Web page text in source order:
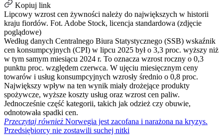
Kopiuj link
Lipcowy wzrost cen żywności należy do największych w historii
kraju fiordów. Fot. Adobe Stock, licencja standardowa (zdjęcie
poglądowe)
Według danych Centralnego Biura Statystycznego (SSB) wskaźnik
cen konsumpcyjnych (CPI) w lipcu 2025 był o 3,3 proc. wyższy niż
w tym samym miesiącu 2024 r. To oznacza wzrost roczny o 0,3
punktu proc. względem czerwca. W ujęciu miesięcznym ceny
towarów i usług konsumpcyjnych wzrosły średnio o 0,8 proc.
Największy wpływ na ten wynik miały drożejące produkty
spożywcze, wyższe koszty usług oraz wzrost cen paliw.
Jednocześnie część kategorii, takich jak odzież czy obuwie,
odnotowała spadki cen.
Przeczytaj również Norwegia jest zacofana i narażona na kryzys.
Przedsiębiorcy nie zostawili suchej nitki